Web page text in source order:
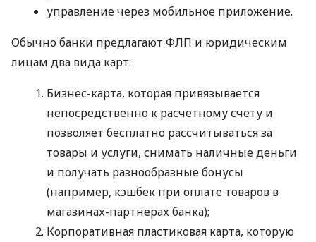
управление через мобильное приложение.
Обычно банки предлагают ФЛП и юридическим
лицам два вида карт:
Бизнес-карта, которая привязывается
непосредственно к расчетному счету и
позволяет бесплатно рассчитываться за
товары и услуги, снимать наличные деньги
и получать разнообразные бонусы
(например, кэшбек при оплате товаров в
магазинах-партнерах банка);
Корпоративная пластиковая карта, которую